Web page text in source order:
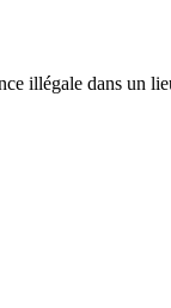
illégale dans un